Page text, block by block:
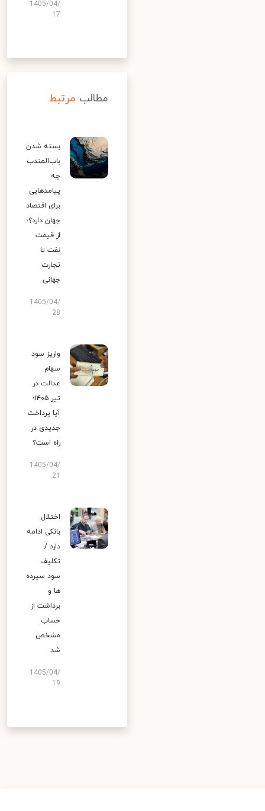
1405/04/
17
مطالب مرتبط
بسته شدن
باب‌المندب
چه
پیامدهایی
برای اقتصاد
جهان دارد؟؛
از قیمت
نفت تا
تجارت
جهانی
1405/04/
28
واریز سود
سهام
عدالت در
تیر ۱۴۰۵؛
آیا پرداخت
جدیدی در
راه است؟
1405/04/
اختلال
بانکی ادامه
دارد /
تکلیف
سود سپرده
ها و
برداشت از
حساب
مشخص
شد
1405/04/
19